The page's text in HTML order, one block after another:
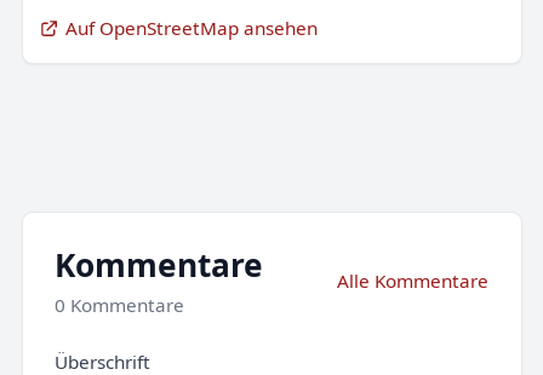
Auf OpenStreetMap ansehen
Kommentare
0 Kommentare
Alle Kommentare
Überschrift